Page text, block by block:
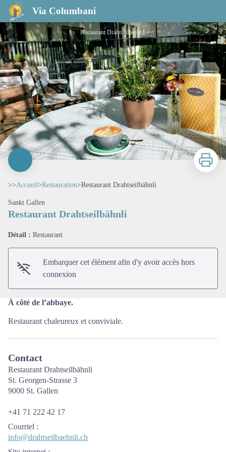
Via Columbani
Restaurant Drahtseilbähnli
Restaurant Drahtseilbaehnli
Imprimer
>>Accueil>Restauration>Restaurant Drahtseilbähnli
Sankt Gallen
Restaurant Drahtseilbähnli
Détail : Restaurant
Embarquer cet élément afin d'y avoir accès hors
connexion
À côté de l’abbaye.
Restaurant chaleureux et conviviale.
Contact
Restaurant Drahtseilbähnli
St. Georgen-Strasse 3
9000 St. Gallen
+41 71 222 42 17
Courriel :
info@drahtseilbaehnli.ch